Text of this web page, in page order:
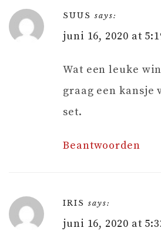
SUUS says:
juni 16, 2020 at
Wat een leuke
graag een kansje
set.
Beantwoorden
IRIS says:
juni 16, 2020 at